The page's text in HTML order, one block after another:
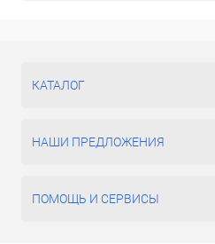
КАТАЛОГ
НАШИ ПРЕДЛОЖЕНИЯ
ПОМОЩЬ И СЕРВИСЫ